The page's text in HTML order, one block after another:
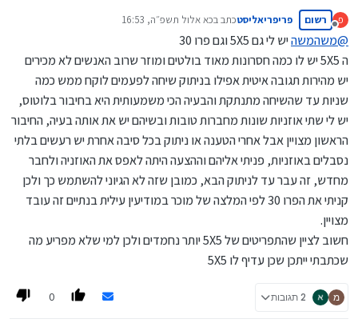
מעניין שלי המליץ מישהו "מנסיון"
על "פרו 30"
בהשוואה ל-4x4 ו-5x5
בעל חנות פלאפונים שהוא ידיד אישי שלי אמר לי שפרו 30 כולל את
פ
מנותק
רשום פריפריאליסטכתב בכא אלול תשפ״ה, 16:53
נערך לאחרונה על ידי
@משהמשהיש לי גם 5X5 וגם פרו 30
ה 5X5 יש לו כמה חסרונות מאוד בולטים ומוזר שרוב האנשים לא מכירים
יש מהירות תגובה איטית אפילו בניתוק שיחה לפעמים לוקח ממש כמה
שניות עד שהשיחה מתנתקת והבעיה הכי משמעותית היא בחיבור בלוטוס,
יש לי שתי אוזניות שונות מחברות טובות ובשיהם יש את אותה בעיה, החיבור
הראשון מצויין אבל אחרי הטענה או ניתוק בכל סיבה אחרת יש רעשים בלתי
נסבלים באוזניות, פניתי אליהם וההצעה היתה לאפס את האוזניה ולחבר
מחדש, זה עבר עד לניתוק הבא, כמובן שזה לא הגיוני להשתמש כך ולכן
קניתי את הפרו 30 לפי המלצה של מוכר במודיעין עילית בנתיים זה עובד
מצויין.
חשוב לציין שהתפריטים של 5X5 יותר נחמדים ולכן למי שלא מפריע מה
שכתבתי ייתכן שכן עדיף לו 5X5
מ 2 תגובות 0